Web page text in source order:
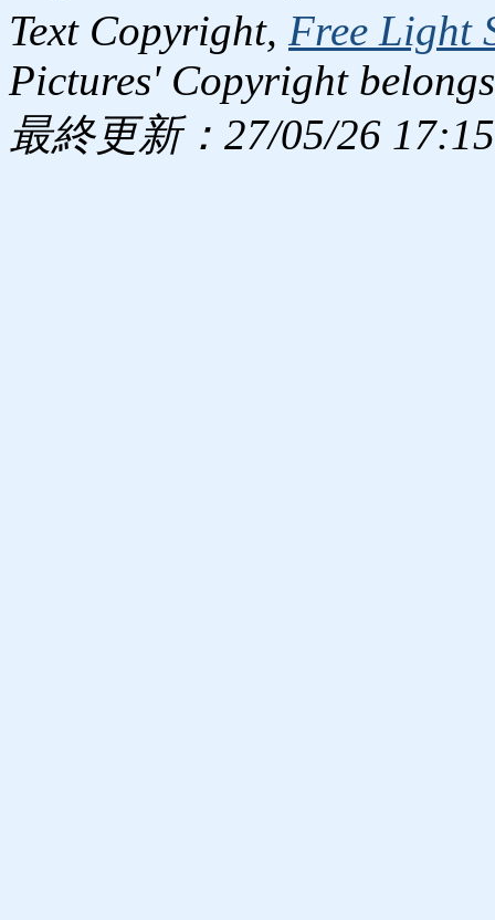
Text Copyright, Free Light
Pictures' Copyright
最終更新：27/05/26 17:15